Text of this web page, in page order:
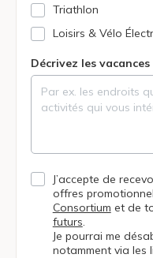
Triathlon
Loisirs & Vélo
Décrivez les
J’accepte de
offres
Consortium et de
futurs.
Je pourrai me
notamment via les